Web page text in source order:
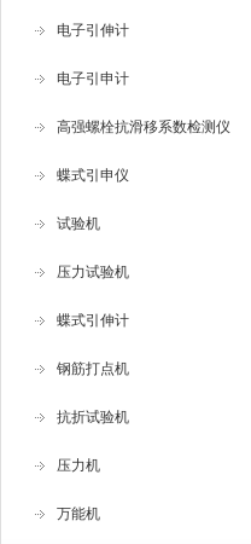
电子引伸计
电子引申计
高强螺栓抗滑移系数检测仪
蝶式引申仪
试验机
压力试验机
蝶式引伸计
钢筋打点机
抗折试验机
压力机
万能机